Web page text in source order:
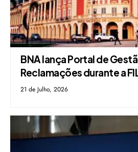
BNA lança Portal de
Reclamações durante a
21 de Julho, 2026